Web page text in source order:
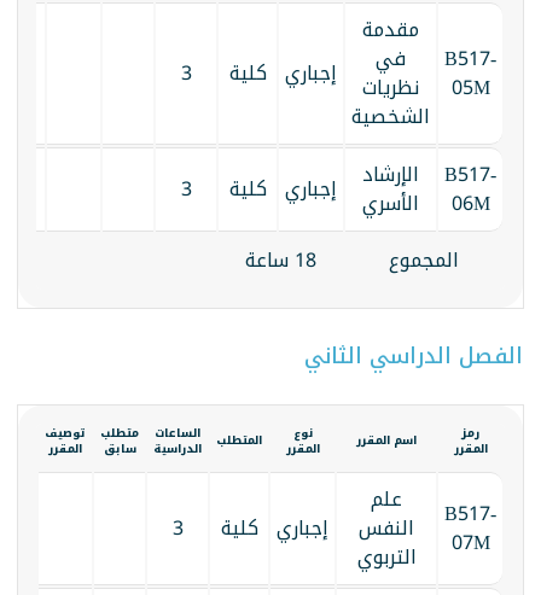
B517-
05M
مقدمة
في
نظريات
الشخصية
إجباري كلية 3
B517-
06M
الإرشاد
الأسري إجباري كلية
3
المجموع
18 ساعة
الفصل الدراسي الثاني
رمز
المقرر اسم المقرر نوع
المقرر المتطلب الساعات
الدراسية
متطلب
سابق
توصيف
المقرر
B517-
07M
علم
النفس
التربوي
إجباري كلية 3